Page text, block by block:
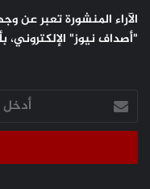
الآراء المنشورة تعبر عن
"أصداف نيوز" الإلكتروني،
أدخل
بريدك
الإلكتروني